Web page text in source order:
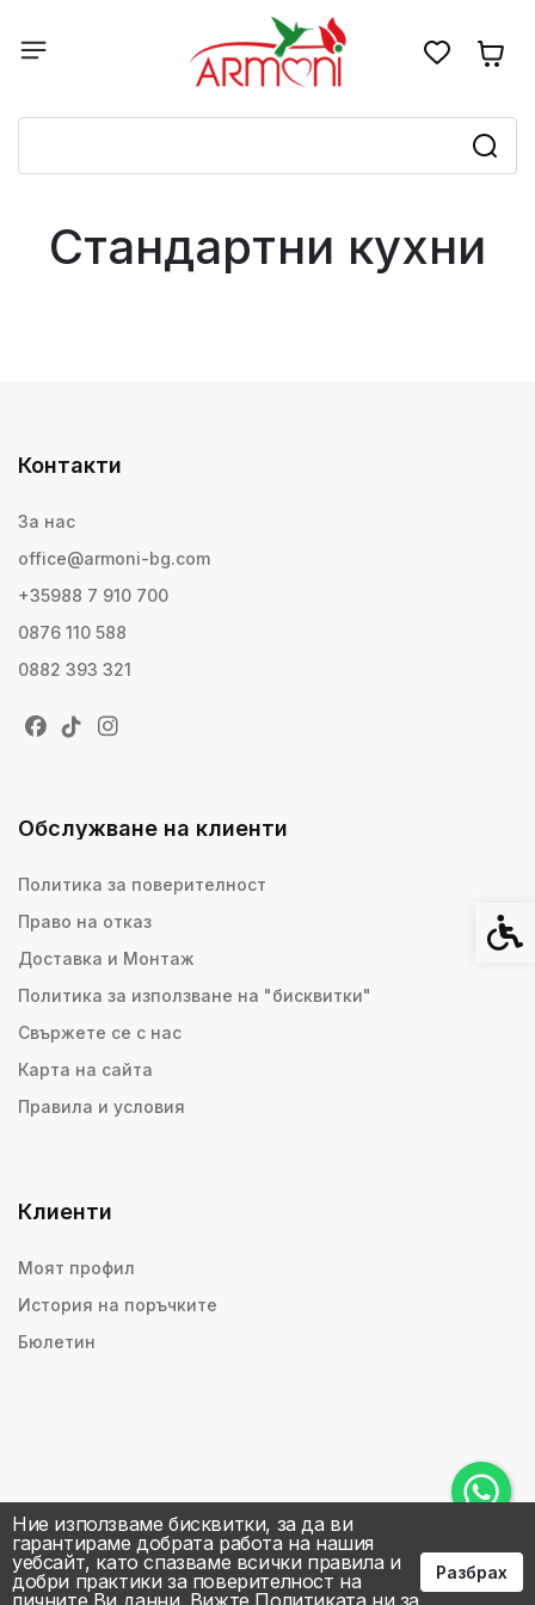
Стандартни кухни
Ние използваме бисквитки, за да ви
гарантираме добрата работа на нашия
уебсайт, като спазваме всички правила и
добри практики за поверителност на
личните Ви данни. Вижте Политиката ни за
Разбрах
Контакти
За нас
office@armoni-bg.com
+35988 7 910 700
0876 110 588
0882 393 321
Обслужване на клиенти
Политика за поверителност
Право на отказ
Доставка и Монтаж
Политика за използване на "бисквитки"
Свържете се с нас
Карта на сайта
Правила и условия
Клиенти
Моят профил
История на поръчките
Бюлетин